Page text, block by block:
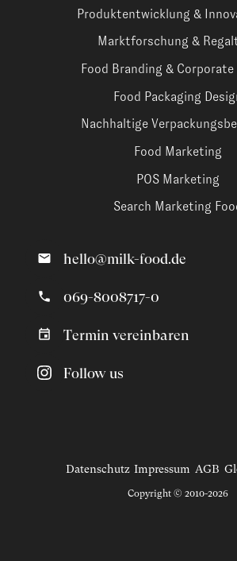
Produktentwicklung &
Marktforschung &
Food Branding & Corporate
Food Packaging
Nachhaltige
Food Marketing
POS Marketing
Search Marketing
hello@milk-food.de
069-8008717-0
Termin vereinbaren
Follow us
Datenschutz Impressum AGB
Copyright © 2010-2026